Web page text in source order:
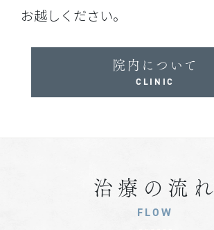
お越しください。
院内について
CLINIC
治療の流れ
FLOW